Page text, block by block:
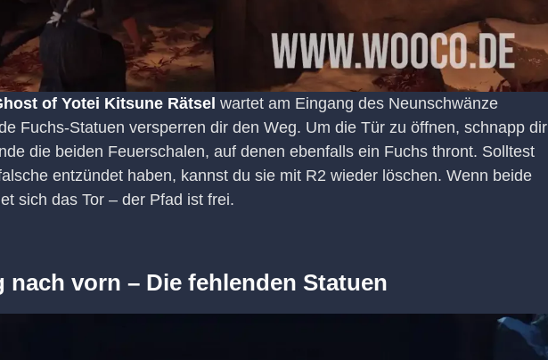
of Yotei Kitsune Rätsel wartet am Eingang des Neunschwänze
Fuchs-Statuen versperren dir den Weg. Um die Tür zu öffnen, schnapp dir
die beiden Feuerschalen, auf denen ebenfalls ein Fuchs thront. Solltest
entzündet haben, kannst du sie mit R2 wieder löschen. Wenn beide
sich das Tor – der Pfad ist frei.
nach vorn – Die fehlenden Statuen